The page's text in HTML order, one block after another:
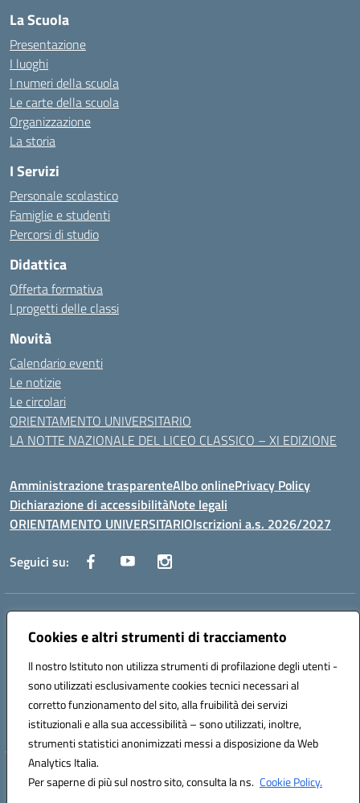
Cookies e altri strumenti di tracciamento
Il nostro Istituto non utilizza strumenti di profilazione degli utenti -
sono utilizzati esclusivamente cookies tecnici necessari al
corretto funzionamento del sito, alla fruibilità dei servizi
istituzionali e alla sua accessibilità – sono utilizzati, inoltre,
strumenti statistici anonimizzati messi a disposizione da Web
Analytics Italia.
Per saperne di più sul nostro sito, consulta la ns. Cookie Policy.
La Scuola
Presentazione
I luoghi
I numeri della scuola
Le carte della scuola
Organizzazione
La storia
I Servizi
Personale scolastico
Famiglie e studenti
Percorsi di studio
Didattica
Offerta formativa
I progetti delle classi
Novità
Calendario eventi
Le notizie
Le circolari
ORIENTAMENTO UNIVERSITARIO
LA NOTTE NAZIONALE DEL LICEO CLASSICO – XI EDIZIONE
Amministrazione trasparenteAlbo onlinePrivacy Policy
Dichiarazione di accessibilitàNote legali
ORIENTAMENTO UNIVERSITARIOIscrizioni a.s. 2026/2027
Seguici su:
Indirizzo:
Centralino:0882 331218 Email:fgps210002@istruzione.it
Codice fiscale: 93071630714
Codice meccanografico:
FGPS210002
Codice unico di fatturazione (CUF): UF7W9K
Hosting & Powered by 3D Solution S.r.l.
Concept & Design by Designers Italia